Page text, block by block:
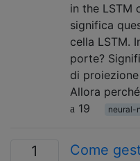
in the LSTM
significa
cella LSTM.
porte?
di
Allora
19
neural-
1
Come